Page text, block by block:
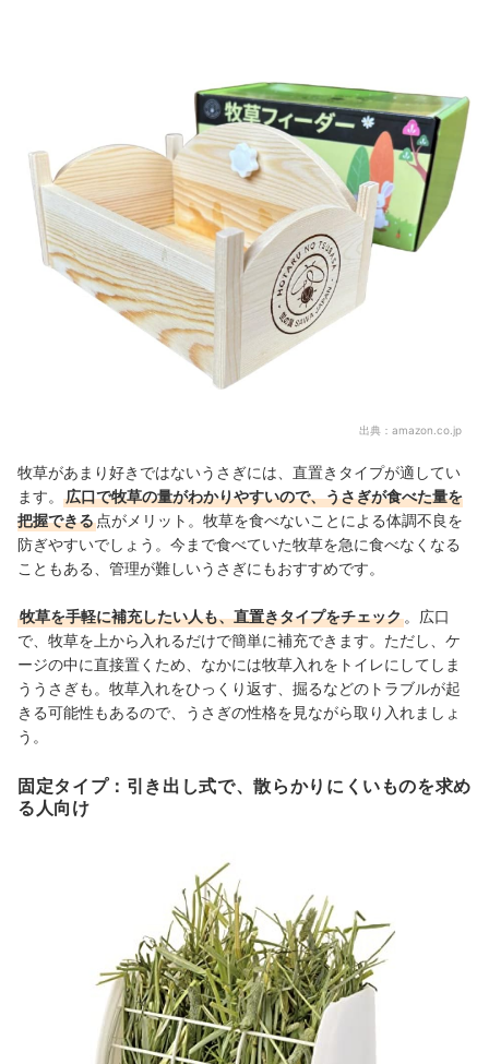
出典： amazon.co.jp
牧草があまり好きではないうさぎには、直置きタイプが適してい
ます。
広口で牧草の量がわかりやすいので、うさぎが食べた量を
把握できる 点がメリット。牧草を食べないことによる体調不良を
防ぎやすいでしょう。今まで食べていた牧草を急に食べなくなる
こともある、管理が難しいうさぎにもおすすめです。
牧草を手軽に補充したい人も、直置きタイプをチェック 。広口
で、牧草を上から入れるだけで簡単に補充できます。ただし、ケ
ージの中に直接置くため、なかには牧草入れをトイレにしてしま
ううさぎも。牧草入れをひっくり返す、掘るなどのトラブルが起
きる可能性もあるので、うさぎの性格を見ながら取り入れましょ
う。
固定タイプ：引き出し式で、散らかりにくいものを求め
る人向け